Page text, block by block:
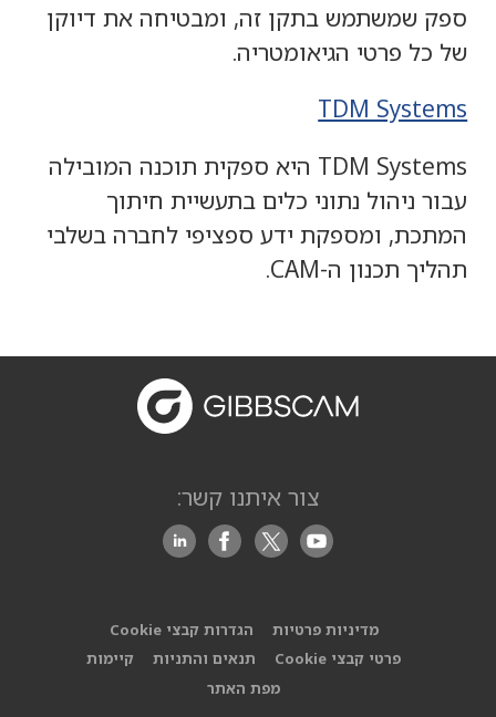
ספק שמשתמש בתקן זה, ומבטיחה את דיוקן
של כל פרטי הגיאומטריה.
TDM Systems
TDM Systems היא ספקית תוכנה המובילה
עבור ניהול נתוני כלים בתעשיית חיתוך
המתכת, ומספקת ידע ספציפי לחברה בשלבי
תהליך תכנון ה-CAM.
צור איתנו קשר:
מדיניות פרטיות
הגדרות קבצי Cookie
פרטי קבצי Cookie
תנאים והתניות
קיימות
מפת האתר